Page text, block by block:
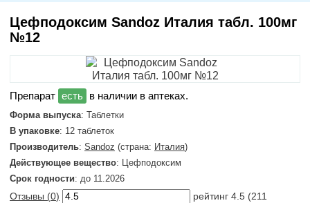
Цефподоксим Sandoz Италия табл. 100мг
№12
в наличии в аптеках.
Форма выпуска: Таблетки
В упаковке: 12 таблеток
Производитель: Sandoz (страна: Италия)
Действующее вещество: Цефподоксим
Срок годности: до 11.2026
Отзывы (0) рейтинг 4.5 (211